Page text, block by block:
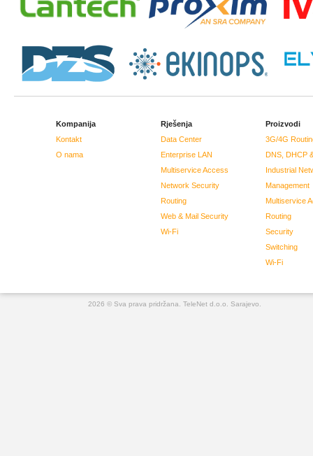
Kompanija
Kontakt
O nama
Rješenja
Data Center
Enterprise LAN
Multiservice Access
Network Security
Routing
Web & Mail Security
Wi-Fi
Proizvodi
3G/4G
DNS, DHCP
Industrial
Management
Multiservice
Routing
Security
Switching
Wi-Fi
2026 © Sva prava pridržana. TeleNet d.o.o. Sarajevo.